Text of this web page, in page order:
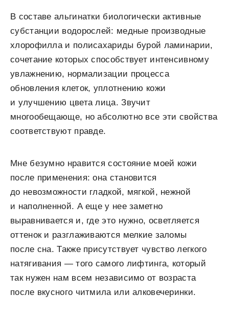
В составе альгинатки биологически активные
субстанции водорослей: медные производные
хлорофилла и полисахариды бурой ламинарии,
сочетание которых способствует интенсивному
увлажнению, нормализации процесса
обновления клеток, уплотнению кожи
и улучшению цвета лица. Звучит
многообещающе, но абсолютно все эти свойства
соответствуют правде.
Мне безумно нравится состояние моей кожи
после применения: она становится
до невозможности гладкой, мягкой, нежной
и наполненной. А еще у нее заметно
выравнивается и, где это нужно, осветляется
оттенок и разглаживаются мелкие заломы
после сна. Также присутствует чувство легкого
натягивания — того самого лифтинга, который
так нужен нам всем независимо от возраста
после вкусного читмила или алковечеринки.